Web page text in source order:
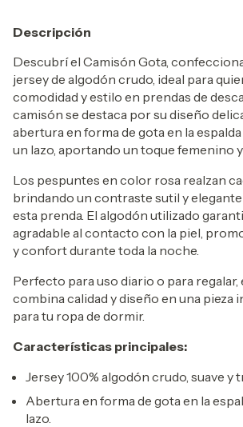
Descripción
Descubrí el Camisón Gota,
jersey de algodón crudo, ideal para
comodidad y estilo en prendas de
camisón se destaca por su diseño
abertura en forma de gota en la
un lazo, aportando un toque femenino
Los pespuntes en color rosa realzan
brindando un contraste sutil y elegante
esta prenda. El algodón utilizado
agradable al contacto con la piel,
y confort durante toda la noche.
Perfecto para uso diario o para regalar,
combina calidad y diseño en una pieza
para tu ropa de dormir.
Características principales:
Jersey 100% algodón crudo, suave y
Abertura en forma de gota en la
lazo.